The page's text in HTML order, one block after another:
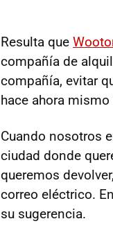
Resulta que
compañía de
compañía, evitar
hace ahora
Cuando nosotros
ciudad donde
queremos
correo eléctrico.
su sugerencia.